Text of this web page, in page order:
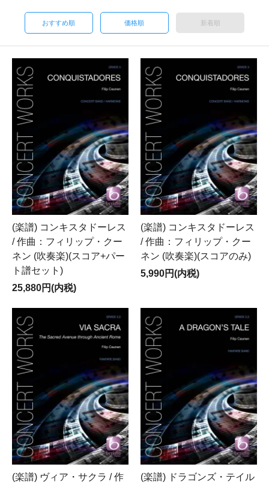
おすすめ順 価格順 新着順
(楽譜) コンキスタドーレス
/ 作曲：フィリップ・クー
ネン (吹奏楽)(スコア+パー
ト譜セット)
25,880円(内税)
(楽譜) コンキスタドーレス
/ 作曲：フィリップ・クー
ネン (吹奏楽)(スコアのみ)
5,990円(内税)
(楽譜) ヴィア・サクラ / 作
(楽譜) ドラゴンズ・テイル